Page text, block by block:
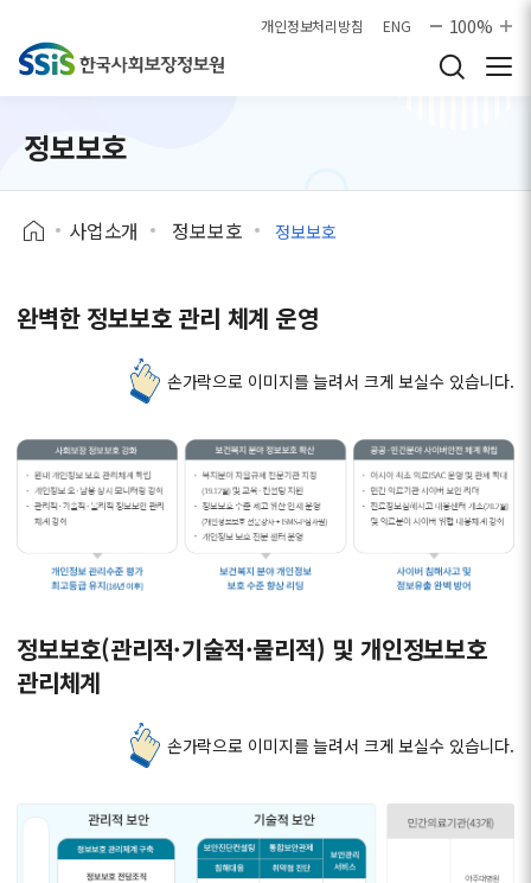
개인정보처리방침 ENG 100%
정보보호
사업소개 정보보호 정보보호
완벽한 정보보호 관리 체계 운영
손가락으로 이미지를 늘려서 크게 보실수 있습니다.
정보보호(관리적·기술적·물리적) 및 개인정보보호
관리체계
손가락으로 이미지를 늘려서 크게 보실수 있습니다.